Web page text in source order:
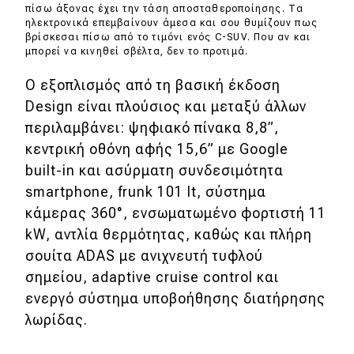
πίσω άξονας έχει την τάση αποσταθεροποίησης. Τα
ηλεκτρονικά επεμβαίνουν άμεσα και σου θυμίζουν πως
βρίσκεσαι πίσω από το τιμόνι ενός C-SUV. Που αν και
μπορεί να κινηθεί σβέλτα, δεν το προτιμά.
Ο εξοπλισμός από τη βασική έκδοση
Design είναι πλούσιος και μεταξύ άλλων
περιλαμβάνει: ψηφιακό πίνακα 8,8”,
κεντρική οθόνη αφής 15,6” με Google
built-in και ασύρματη συνδεσιμότητα
smartphone, frunk 101 lt, σύστημα
κάμερας 360°, ενσωματωμένο φορτιστή 11
kW, αντλία θερμότητας, καθώς και πλήρη
σουίτα ADAS με ανιχνευτή τυφλού
σημείου, adaptive cruise control και
ενεργό σύστημα υποβοήθησης διατήρησης
λωρίδας.